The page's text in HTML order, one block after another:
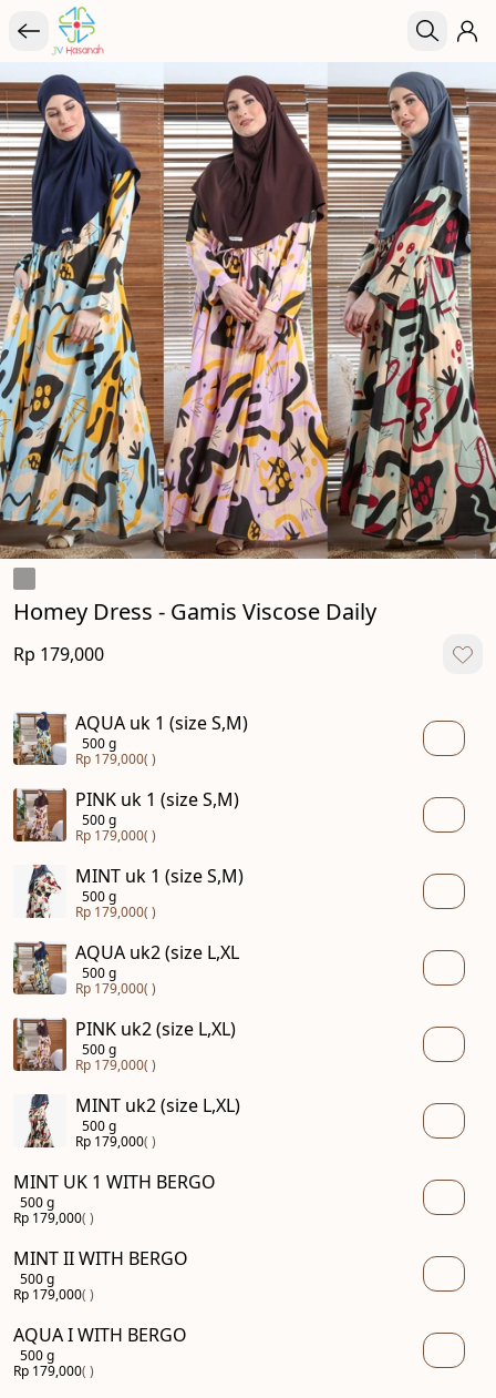
Homey Dress - Gamis Viscose Daily
Rp 179,000
AQUA uk 1 (size S,M)
500 g
Rp 179,000( )
PINK uk 1 (size S,M)
500 g
Rp 179,000( )
MINT uk 1 (size S,M)
500 g
Rp 179,000( )
AQUA uk2 (size L,XL
500 g
Rp 179,000( )
PINK uk2 (size L,XL)
500 g
Rp 179,000( )
MINT uk2 (size L,XL)
500 g
Rp 179,000( )
MINT UK 1 WITH BERGO
500 g
Rp 179,000( )
MINT II WITH BERGO
500 g
Rp 179,000( )
AQUA I WITH BERGO
500 g
Rp 179,000( )